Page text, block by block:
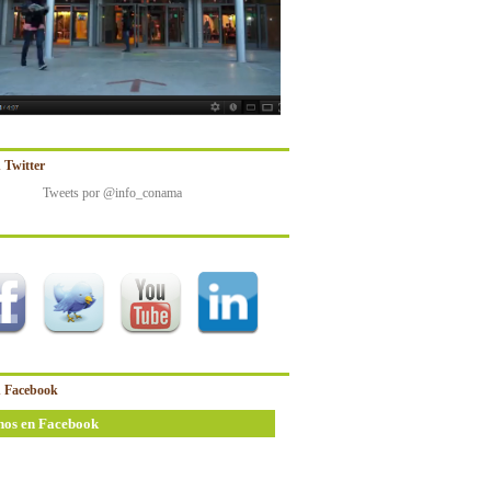
Twitter
Tweets por @info_conama
Facebook
en Facebook